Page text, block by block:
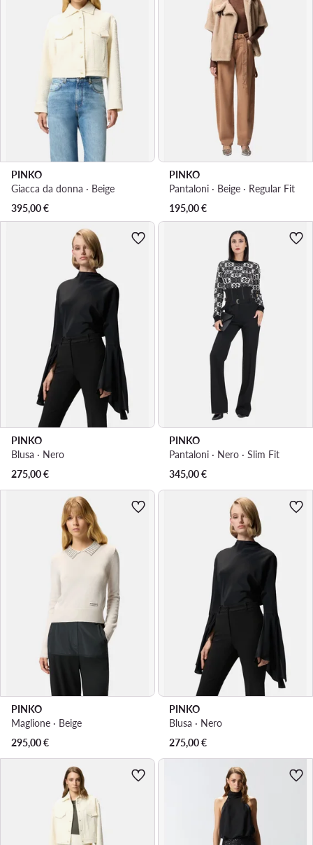
PINKO
Giacca da donna · Beige
395,00€
PINKO
Pantaloni · Beige · Regular Fit
195,00€
PINKO
Blusa · Nero
275,00€
PINKO
Pantaloni · Nero · Slim Fit
345,00€
PINKO
Maglione · Beige
295,00€
PINKO
Blusa · Nero
275,00€